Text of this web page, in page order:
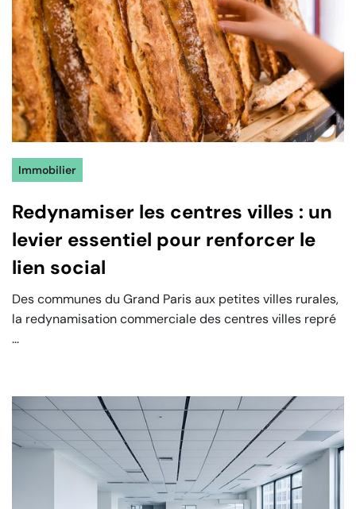
Immobilier
Redynamiser les centres villes : un
levier essentiel pour renforcer le
lien social
Des communes du Grand Paris aux petites villes rurales,
la redynamisation commerciale des centres villes repré
...